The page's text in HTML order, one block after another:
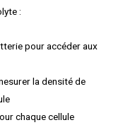
:
pour accéder aux
la densité de
chaque cellule